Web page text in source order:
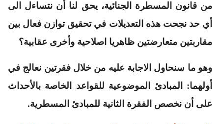
من قانون المسطرة الجنائية، يحق لنا أن نتساءل الى
أي حد نجحت هذه التعديلات في تحقيق توازن فعال بين
مقاربتين متعارضتين ظاهريا اصلاحية وأخرى عقابية؟
وهو ما سنحاول الاجابة عليه من خلال فقرتين نعالج في
أولهما: المبادئ الموضوعية للقواعد الخاصة بالأحداث
على أن نخصص الفقرة الثانية للمبادئ المسطرية.